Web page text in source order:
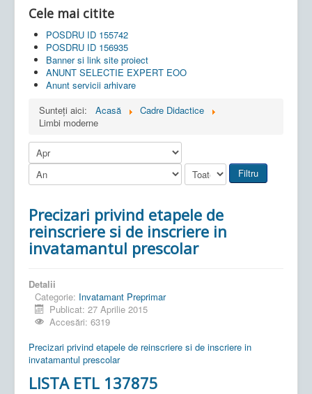
Cele mai citite
POSDRU ID 155742
POSDRU ID 156935
Banner si link site proiect
ANUNT SELECTIE EXPERT EOO
Anunt servicii arhivare
Sunteți aici:
Acasă
Cadre Didactice
Limbi moderne
Filtru
Precizari privind etapele de
reinscriere si de inscriere in
invatamantul prescolar
Detalii
Categorie: Invatamant Preprimar
Publicat: 27 Aprilie 2015
Accesări: 6319
Precizari privind etapele de reinscriere si de inscriere in
invatamantul prescolar
LISTA ETL 137875